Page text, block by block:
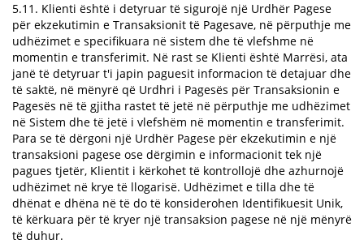
5.11. Klienti është i detyruar të sigurojë një Urdhër Pagese
për ekzekutimin e Transaksionit të Pagesave, në përputhje me
udhëzimet e specifikuara në sistem dhe të vlefshme në
momentin e transferimit. Në rast se Klienti është Marrësi, ata
janë të detyruar t'i japin paguesit informacion të detajuar dhe
të saktë, në mënyrë që Urdhri i Pagesës për Transaksionin e
Pagesës në të gjitha rastet të jetë në përputhje me udhëzimet
në Sistem dhe të jetë i vlefshëm në momentin e transferimit.
Para se të dërgoni një Urdhër Pagese për ekzekutimin e një
transaksioni pagese ose dërgimin e informacionit tek një
pagues tjetër, Klientit i kërkohet të kontrollojë dhe azhurnojë
udhëzimet në krye të llogarisë. Udhëzimet e tilla dhe të
dhënat e dhëna në të do të konsiderohen Identifikuesit Unik,
të kërkuara për të kryer një transaksion pagese në një mënyrë
të duhur.